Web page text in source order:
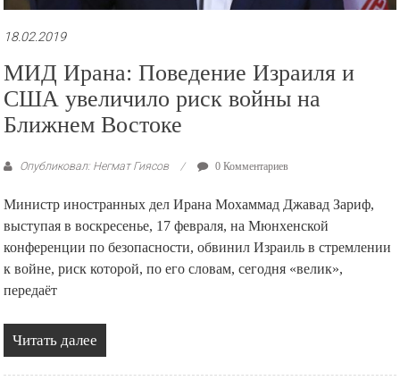
18.02.2019
МИД Ирана: Поведение Израиля и
США увеличило риск войны на
Ближнем Востоке
Опубликовал: Негмат Гиясов 0 Комментариев
Министр иностранных дел Ирана Мохаммад Джавад Зариф,
выступая в воскресенье, 17 февраля, на Мюнхенской
конференции по безопасности, обвинил Израиль в стремлении
к войне, риск которой, по его словам, сегодня «велик»,
передаёт
Читать далее